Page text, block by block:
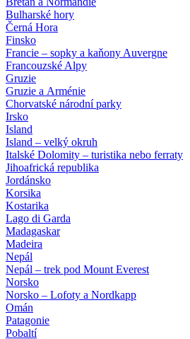
Bulharské hory
Černá Hora
Finsko
Francie – sopky a kaňony Auvergne
Francouzské Alpy
Gruzie
Gruzie a Arménie
Chorvatské národní parky
Irsko
Island
Island – velký okruh
Italské Dolomity – turistika nebo ferraty
Jihoafrická republika
Jordánsko
Korsika
Kostarika
Lago di Garda
Madagaskar
Madeira
Nepál
Nepál – trek pod Mount Everest
Norsko
Norsko – Lofoty a Nordkapp
Omán
Patagonie
Pobaltí